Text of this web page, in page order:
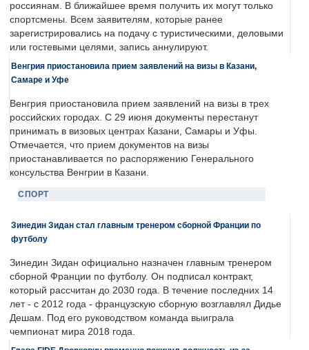
россиянам. В ближайшее время получить их могут только
спортсмены. Всем заявителям, которые ранее
зарегистрировались на подачу с туристическими, деловыми
или гостевыми целями, запись аннулируют.
Венгрия приостановила прием заявлений на визы в Казани,
Самаре и Уфе
Венгрия приостановила прием заявлений на визы в трех
российских городах. С 29 июня документы перестанут
принимать в визовых центрах Казани, Самары и Уфы.
Отмечается, что прием документов на визы
приостанавливается по распоряжению Генерального
консульства Венгрии в Казани.
СПОРТ
Зинедин Зидан стал главным тренером сборной Франции по
футболу
Зинедин Зидан официально назначен главным тренером
сборной Франции по футболу. Он подписал контракт,
который рассчитан до 2030 года. В течение последних 14
лет - с 2012 года - французскую сборную возглавлял Дидье
Дешам. Под его руководством команда выиграла
чемпионат мира 2018 года.